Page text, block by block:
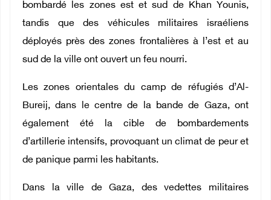
bombardé les zones est et sud de Khan Younis,
tandis que des véhicules militaires israéliens
déployés près des zones frontalières à l’est et au
sud de la ville ont ouvert un feu nourri.
Les zones orientales du camp de réfugiés d’Al-
Bureij, dans le centre de la bande de Gaza, ont
également été la cible de bombardements
d’artillerie intensifs, provoquant un climat de peur et
de panique parmi les habitants.
Dans la ville de Gaza, des vedettes militaires